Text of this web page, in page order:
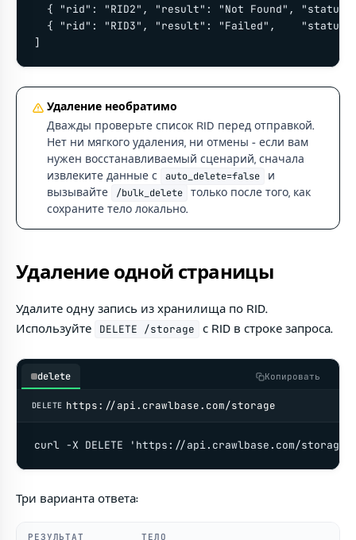
{ "rid": "RID2", "result": "Not Found",
{ "rid": "RID3", "result": "Failed",
]
Удаление необратимо
Дважды проверьте список RID перед отправкой.
Нет ни мягкого удаления, ни отмены - если вам
нужен восстанавливаемый сценарий, сначала
извлеките данные с
auto_delete=false
и
вызывайте
/bulk_delete
только после того, как
сохраните тело локально.
Удаление одной страницы
Удалите одну запись из хранилища по RID.
Используйте
DELETE /storage с RID в строке запроса.
delete Копировать
DELETE https://api.crawlbase.com/storage
curl -X DELETE 'https://api.crawlbase.com/
Три варианта ответа:
РЕЗУЛЬТАТ ТЕЛО